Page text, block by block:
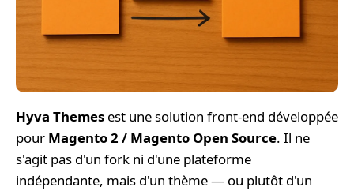
Hyva Themes est une solution front-end développée
pour Magento 2 / Magento Open Source. Il ne
s'agit pas d'un fork ni d'une plateforme
indépendante, mais d'un thème — ou plutôt d'un